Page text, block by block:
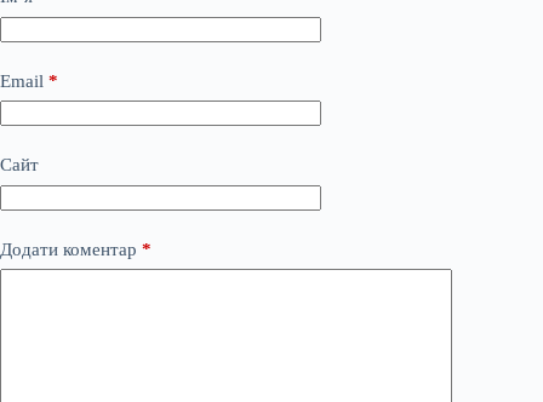
Email *
Сайт
Додати коментар *